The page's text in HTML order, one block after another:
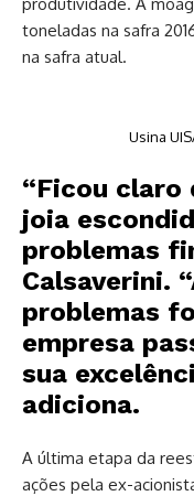
toneladas na safra
na safra atual.
Usina
“Ficou claro
joia
problemas
Calsaverini.
problemas
empresa
sua
adiciona.
A última etapa da
ações pela ex-